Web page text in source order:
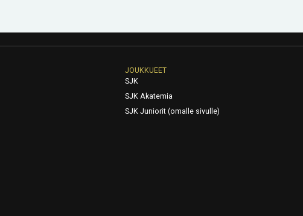
JOUKKUEET
SJK
SJK Akatemia
SJK Juniorit (omalle sivulle)